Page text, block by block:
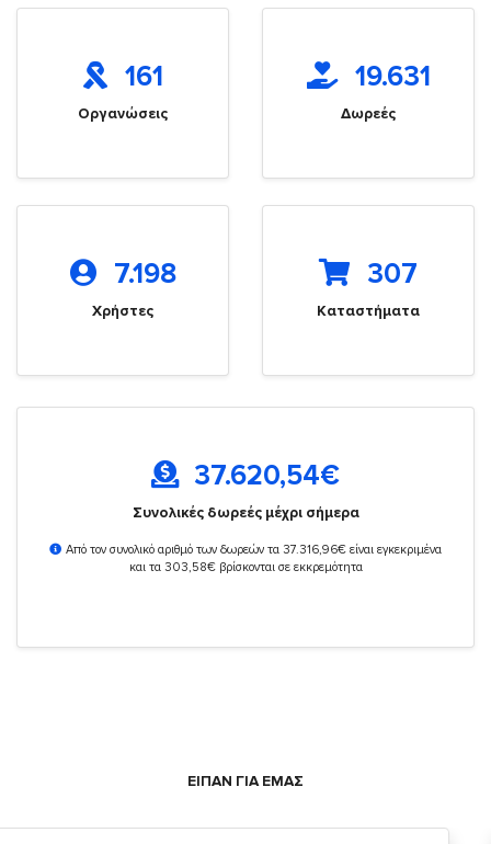
161
Οργανώσεις
19.631
Δωρεές
7.198
Χρήστες
307
Καταστήματα
37.620,54€
Συνολικές δωρεές μέχρι σήμερα
Από τον συνολικό αριθμό των δωρεών τα 37.316,96€ είναι εγκεκριμένα
και τα 303,58€ βρίσκονται σε εκκρεμότητα
ΕΙΠΑΝ ΓΙΑ ΕΜΑΣ